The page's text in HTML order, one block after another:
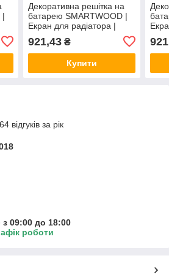
|
Декоративна решітка на
батарею SMARTWOOD |
Екран для радіатора |
600*600
921,43₴
Купити
відгуків за рік
09:00 до 18:00
роботи